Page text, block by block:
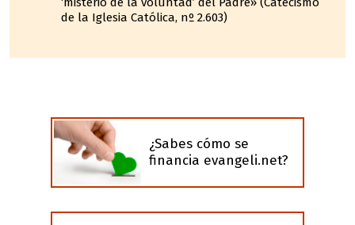
de la Iglesia Católica, nº 2.603)
¿Sabes cómo se
financia evangeli.net?